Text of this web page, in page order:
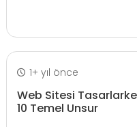
1+ yıl önce
Web Sitesi
10 Temel Unsur